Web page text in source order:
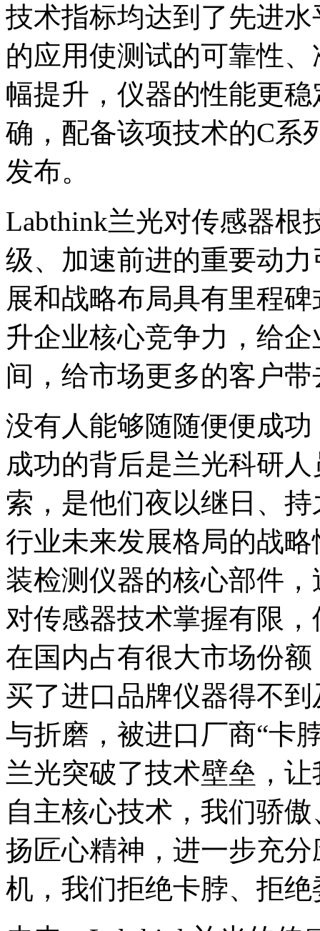
技术指标均达到了先进
的应用使测试的可靠性
幅提升，仪器的性能更
确，配备该项技术的C系
发布。
Labthink兰光对传感器根
级、加速前进的重要动
展和战略布局具有里程
升企业核心竞争力，给
间，给市场更多的客户
没有人能够随随便便成
成功的背后是兰光科研
索，是他们夜以继日、
行业未来发展格局的战
装检测仪器的核心部件
对传感器技术掌握有限
在国内占有很大市场份
买了进口品牌仪器得不
与折磨，被进口厂商“卡
兰光突破了技术壁垒，
自主核心技术，我们骄
扬匠心精神，进一步充
机，我们拒绝卡脖、拒